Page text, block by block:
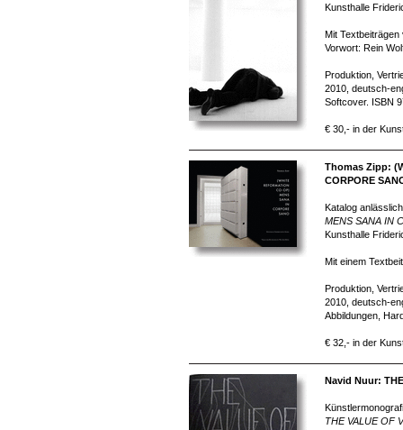
Kunsthalle
Mit
Vorwort: Rein
Produktion,
2010, deutsch-
Softcover. ISBN
€ 30,- in der
Thomas Zipp:
CORPORE
Katalog
MENS SANA IN
Kunsthalle
Mit einem
Produktion,
2010, deutsch-
Abbildungen,
€ 32,- in der
Navid Nuur:
THE VALUE OF